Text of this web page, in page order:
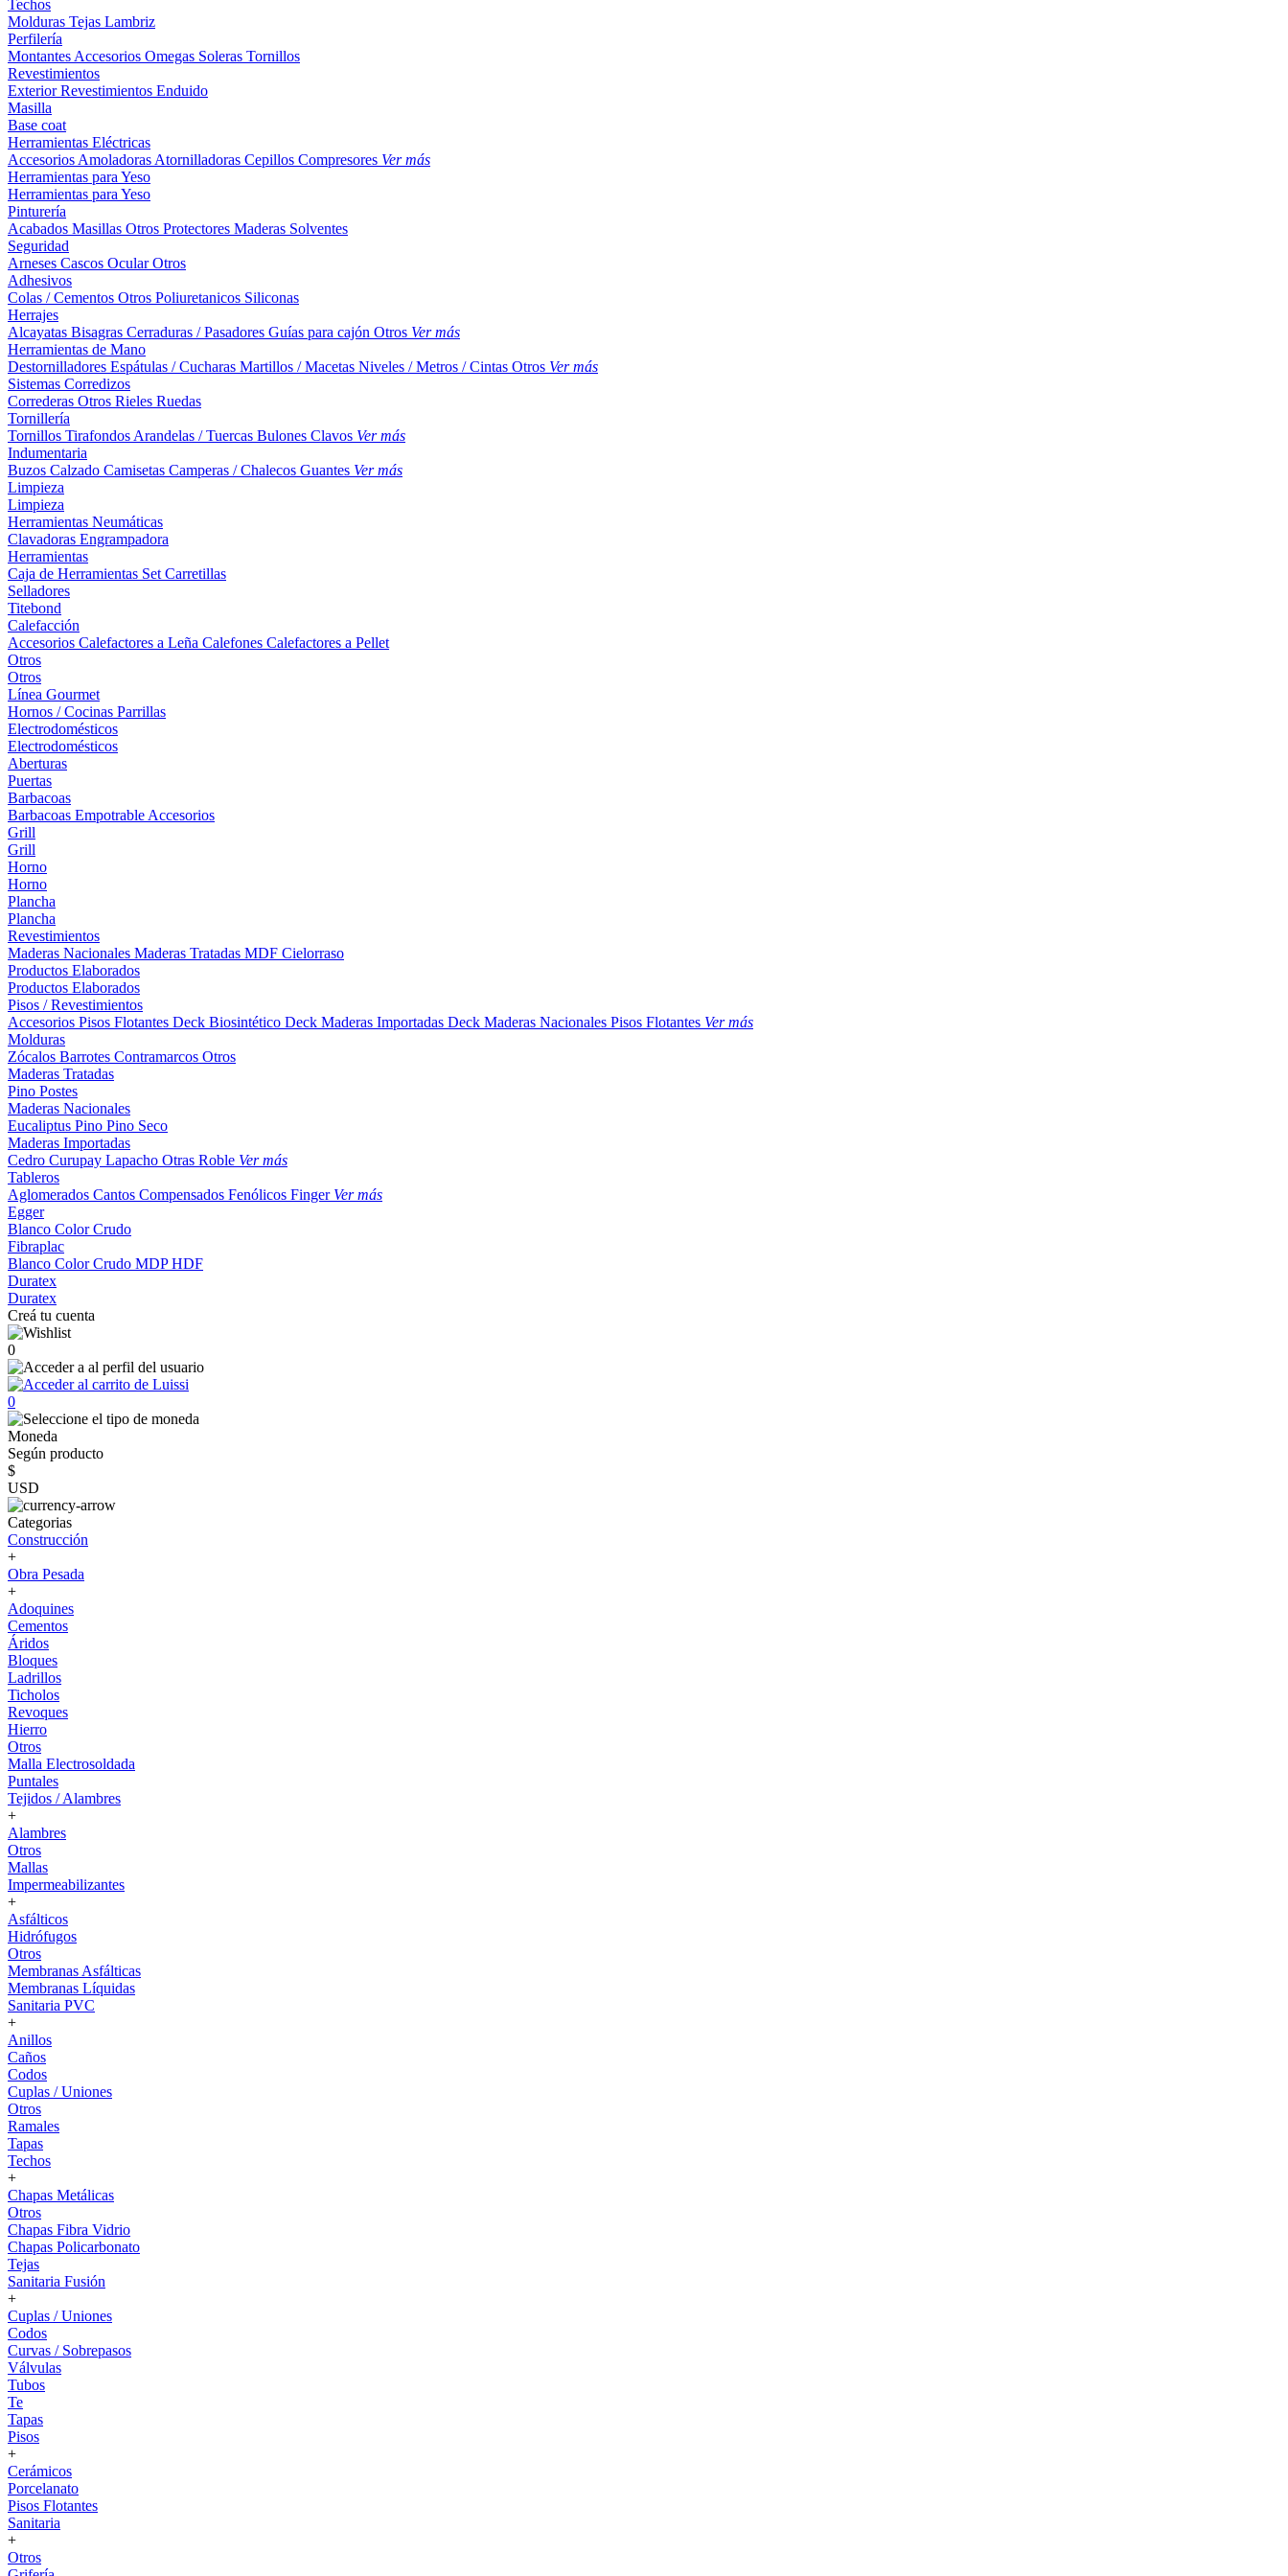
Techos
Molduras Tejas Lambriz
Perfilería
Montantes Accesorios Omegas Soleras Tornillos
Revestimientos
ExteriorRevestimientos Enduido
Masilla
Base coat
Herramientas Eléctricas
Accesorios Amoladoras Atornilladoras Cepillos Compresores Ver más
Herramientas para Yeso
Herramientas para Yeso
Pinturería
Acabados Masillas Otros Protectores Maderas Solventes
Seguridad
Arneses Cascos OcularOtros
Adhesivos
Colas / Cementos Otros Poliuretanicos Siliconas
Herrajes
Alcayatas Bisagras Cerraduras / Pasadores Guías para cajón Otros Ver más
Herramientas de Mano
Destornilladores Espátulas / Cucharas Martillos / Macetas Niveles / Metros / Cintas Otros Ver más
Sistemas Corredizos
Correderas Otros Rieles Ruedas
Tornillería
Tornillos Tirafondos Arandelas / Tuercas Bulones Clavos Ver más
Indumentaria
Buzos Calzado Camisetas Camperas / Chalecos Guantes Ver más
Limpieza
Limpieza
Herramientas Neumáticas
Clavadoras Engrampadora
Herramientas
Caja de Herramientas Set Carretillas
Selladores
Titebond
Calefacción
Accesorios Calefactores a Leña Calefones Calefactores a Pellet
Otros
Otros
Línea Gourmet
Hornos / Cocinas Parrillas
Electrodomésticos
Electrodomésticos
Aberturas
Puertas
Barbacoas
Barbacoas Empotrable Accesorios
Grill
Grill
Horno
Horno
Plancha
Plancha
Revestimientos
Maderas Nacionales Maderas Tratadas MDF Cielorraso
Productos Elaborados
Productos Elaborados
Pisos / Revestimientos
Accesorios Pisos Flotantes Deck Biosintético Deck Maderas Importadas Deck Maderas Nacionales Pisos Flotantes Ver más
Molduras
Zócalos Barrotes Contramarcos Otros
Maderas Tratadas
Pino Postes
Maderas Nacionales
Eucaliptus Pino Pino Seco
Maderas Importadas
Cedro Curupay Lapacho Otras Roble Ver más
Tableros
Aglomerados Cantos Compensados Fenólicos Finger Ver más
Egger
Blanco ColorCrudo
Fibraplac
Blanco ColorCrudo MDPHDF
Duratex
Duratex
Creá tu cuenta
0
0
Moneda
Según producto
$
USD
Categorias
Construcción
+
Obra Pesada
+
Adoquines
Cementos
Áridos
Bloques
Ladrillos
Ticholos
Revoques
Hierro
Otros
Malla Electrosoldada
Puntales
Tejidos / Alambres
+
Alambres
Otros
Mallas
Impermeabilizantes
+
Asfálticos
Hidrófugos
Otros
Membranas Asfálticas
Membranas Líquidas
Sanitaria PVC
+
Anillos
Caños
Codos
Cuplas / Uniones
Otros
Ramales
Tapas
Techos
+
Chapas Metálicas
Otros
Chapas Fibra Vidrio
Chapas Policarbonato
Tejas
Sanitaria Fusión
+
Cuplas / Uniones
Codos
Curvas / Sobrepasos
Válvulas
Tubos
Te
Tapas
Pisos
+
Cerámicos
Porcelanato
Pisos Flotantes
Sanitaria
+
Otros